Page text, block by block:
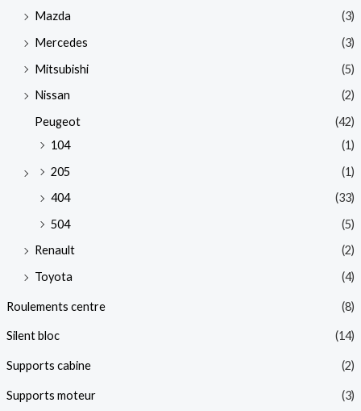
Mazda
(3)
Mercedes
(3)
Mitsubishi
(5)
Nissan
(2)
Peugeot
(42)
104
(1)
205
(1)
404
(33)
504
(5)
Renault
(2)
Toyota
(4)
Roulements centre (8)
Silent bloc (14)
Supports cabine (2)
Supports moteur (3)